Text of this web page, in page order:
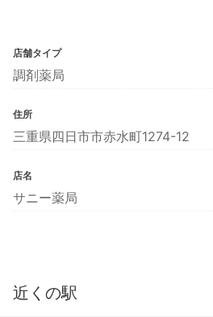
店舗タイプ
調剤薬局
住所
三重県四日市市赤水町1274-12
店名
サニー薬局
近くの駅